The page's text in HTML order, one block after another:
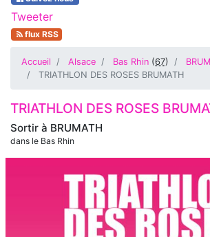
Tweeter
flux RSS
Accueil Alsace Bas Rhin (67)
TRIATHLON DES ROSES BRUMATH
Sortir à BRUMATH
dans le Bas Rhin
TRIATHLON DES ROSES